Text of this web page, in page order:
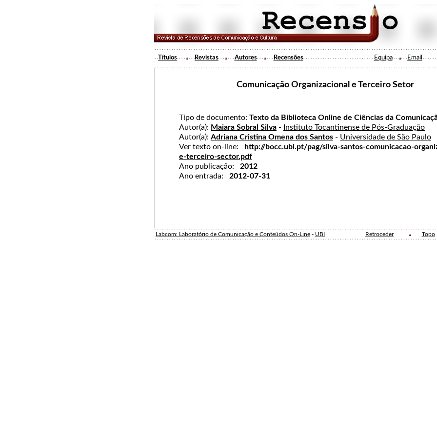
Títulos Revistas Autores Recensões Equipa Email
Comunicação Organizacional e Terceiro Setor
Tipo de documento: Texto da Biblioteca Online de Ciências da
Autor(a): Maiara Sobral Silva -
Instituto Tocantinense de Pós-Graduação
Autor(a): Adriana Cristina Omena dos Santos - Universidade de São Paulo
Ver texto on-line:
http://bocc.ubi.pt/pag/silva-santos-comunicacao-
e-terceiro-sector.pdf
Ano publicação: 2012
Ano entrada: 2012-07-31
Labcom: Laboratório de Comunicação e Conteúdos On-Line - UBI Retroceder Topo